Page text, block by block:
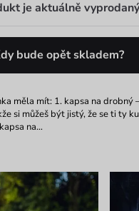
je aktuálně vyprodaný
bude opět skladem?
měla mít: 1. kapsa na drobný
si můžeš být jistý, že se ti ty
na…